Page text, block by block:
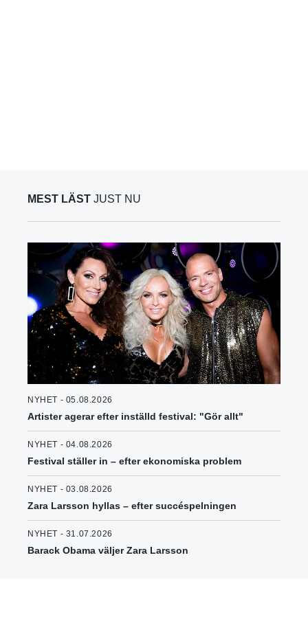
MEST LÄST JUST NU
NYHET - 05.08.2026
Artister agerar efter inställd festival: "Gör allt"
NYHET - 04.08.2026
Festival ställer in – efter ekonomiska problem
NYHET - 03.08.2026
Zara Larsson hyllas – efter succéspelningen
NYHET - 31.07.2026
Barack Obama väljer Zara Larsson